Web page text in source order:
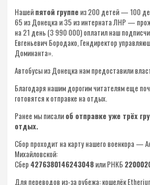
Нашейпятой группе из 200 детей — 100
65 из Донецка и 35 из интерната ЛНР —
на 21 день (3 990 000) оплатил наш
Евгеньевич Бородако, Гендиректор
Доминанта».
Автобусы из Донецка нам предоставили
Благодаря нашим дорогим читателям еще
готовятся к отправке на отдых.
Ранее мы писалиоб отправке уже трёх
отдых.
Сбор проходит на карту нашего военкора —
Михайловской:
Сбер 4276380146243048или РНКБ
Для переводов из-за рубежа: кошелёк